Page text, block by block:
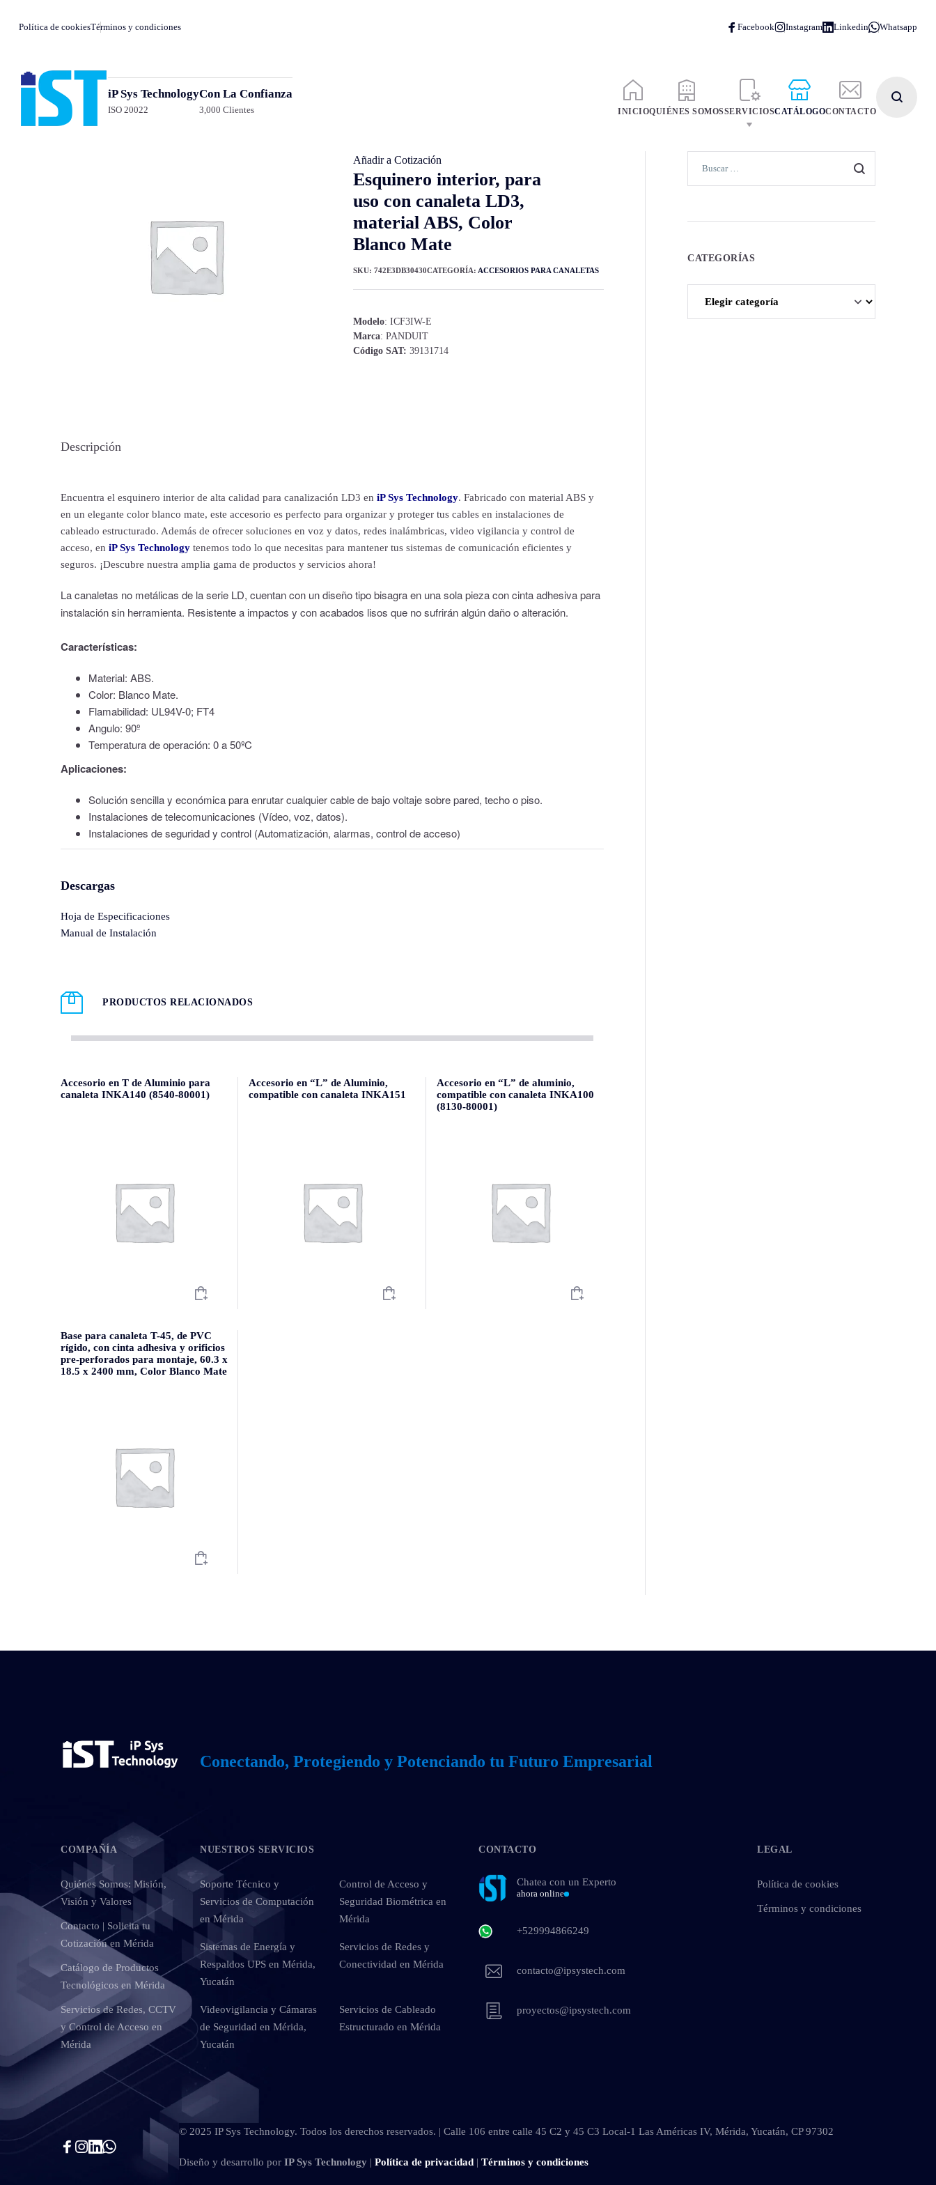
Política de cookiesTérminos y condiciones
INICIOQUIÉNES SOMOSSERVICIOSCATÁLOGOCONTACTO
iP Sys Technology
ISO 20022
Con La Confianza
3,000 Clientes
Esquinero interior, para
uso con canaleta LD3,
material ABS, Color
Blanco Mate
Modelo: ICF3IW-E
Marca: PANDUIT
Código SAT: 39131714
Añadir a Cotización
SKU: 742E3DB30430CATEGORÍA: ACCESORIOS PARA CANALETAS
Descripción
Encuentra el esquinero interior de alta calidad para canalización LD3 en iP Sys Technology. Fabricado con material ABS y
en un elegante color blanco mate, este accesorio es perfecto para organizar y proteger tus cables en instalaciones de
cableado estructurado. Además de ofrecer soluciones en voz y datos, redes inalámbricas, video vigilancia y control de
acceso, en iP Sys Technology tenemos todo lo que necesitas para mantener tus sistemas de comunicación eficientes y
seguros. ¡Descubre nuestra amplia gama de productos y servicios ahora!
La canaletas no metálicas de la serie LD, cuentan con un diseño tipo bisagra en una sola pieza con cinta adhesiva para
instalación sin herramienta. Resistente a impactos y con acabados lisos que no sufrirán algún daño o alteración.
Características:
Material: ABS.
Color: Blanco Mate.
Flamabilidad: UL94V-0; FT4
Angulo: 90º
Temperatura de operación: 0 a 50ºC
Aplicaciones:
Solución sencilla y económica para enrutar cualquier cable de bajo voltaje sobre pared, techo o piso.
Instalaciones de telecomunicaciones (Vídeo, voz, datos).
Instalaciones de seguridad y control (Automatización, alarmas, control de acceso)
Descargas
Hoja de Especificaciones
Manual de Instalación
PRODUCTOS RELACIONADOS
Accesorio en T de Aluminio para
canaleta INKA140 (8540-80001)
Accesorio en “L” de Aluminio,
compatible con canaleta INKA151
Accesorio en “L” de aluminio,
compatible con canaleta INKA100
(8130-80001)
Base para canaleta T-45, de PVC
rígido, con cinta adhesiva y orificios
pre-perforados para montaje, 60.3 x
18.5 x 2400 mm, Color Blanco Mate
CATEGORÍAS
Conectando, Protegiendo y Potenciando tu Futuro Empresarial
COMPAÑÍA
Quiénes Somos: Misión,
Visión y Valores
Contacto | Solicita tu
Cotización en Mérida
Catálogo de Productos
Tecnológicos en Mérida
Servicios de Redes, CCTV
y Control de Acceso en
Mérida
NUESTROS SERVICIOS
Soporte Técnico y
Servicios de Computación
en Mérida
Control de Acceso y
Seguridad Biométrica en
Mérida
Sistemas de Energía y
Respaldos UPS en Mérida,
Yucatán
Servicios de Redes y
Conectividad en Mérida
Videovigilancia y Cámaras
de Seguridad en Mérida,
Yucatán
Servicios de Cableado
Estructurado en Mérida
CONTACTO
Chatea con un Experto
ahora online
+529994866249
contacto@ipsystech.com
proyectos@ipsystech.com
LEGAL
Política de cookies
Términos y condiciones
© 2025 IP Sys Technology. Todos los derechos reservados. | Calle 106 entre calle 45 C2 y 45 C3 Local-1 Las Américas IV, Mérida, Yucatán, CP 97302
Diseño y desarrollo por IP Sys Technology | Política de privacidad | Términos y condiciones